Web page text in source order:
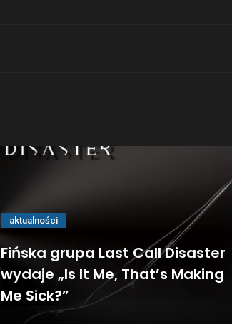
aktualności
Fińska grupa Last Call Disaster
wydaje „Is It Me, That’s Making
Me Sick?”